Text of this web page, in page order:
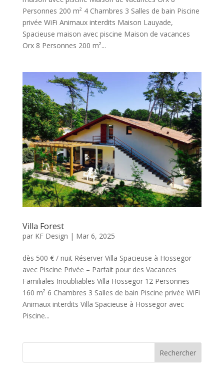
Personnes 200 m² 4 Chambres 3 Salles de bain Piscine
privée WiFi Animaux interdits Maison Lauyade,
Spacieuse maison avec piscine Maison de vacances
Orx 8 Personnes 200 m²...
Villa Forest
par KF Design | Mar 6, 2025
dès 500 € / nuit Réserver Villa Spacieuse à Hossegor
avec Piscine Privée – Parfait pour des Vacances
Familiales Inoubliables Villa Hossegor 12 Personnes
160 m² 6 Chambres 3 Salles de bain Piscine privée WiFi
Animaux interdits Villa Spacieuse à Hossegor avec
Piscine...
Rechercher